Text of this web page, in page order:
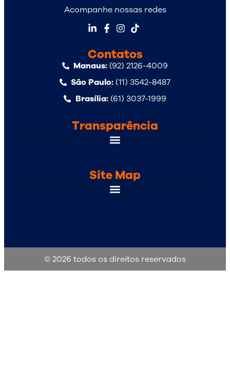
Acompanhe nossas redes
Site Map
Transparência
Contatos
Manaus:(92) 2126-4009
São Paulo:(11) 3542-8487
Brasília:(61) 3037-1999
© 2026 todos os direitos reservados